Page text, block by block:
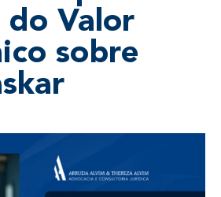
Valor
sobre